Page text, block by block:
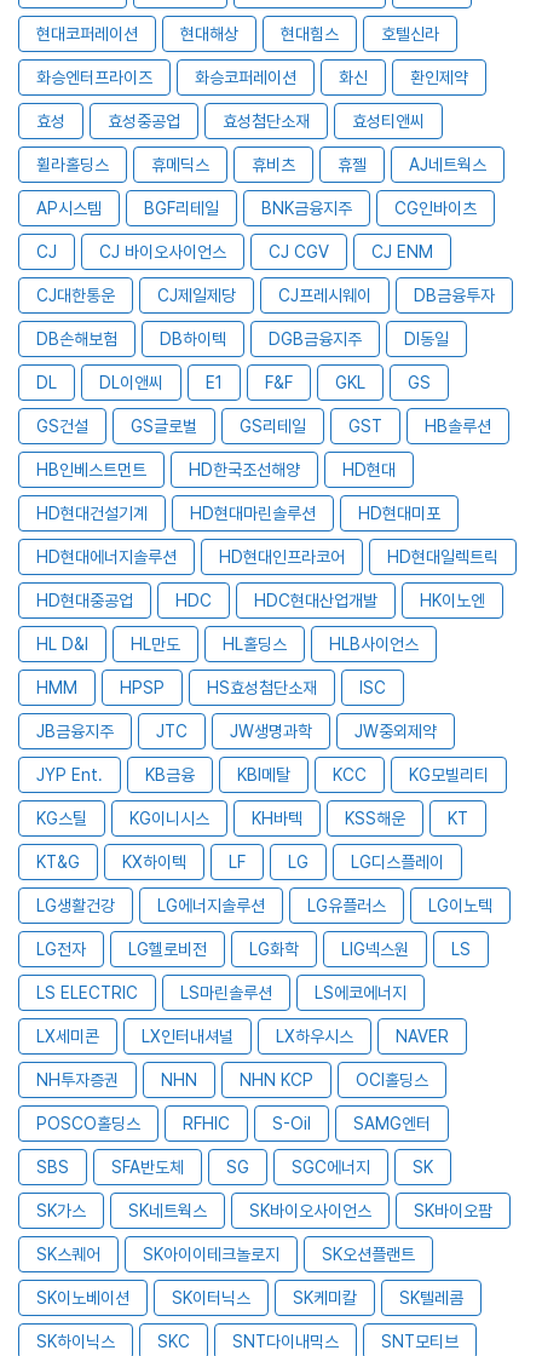
현대코퍼레이션 현대해상 현대힘스 호텔신라
화승엔터프라이즈 화승코퍼레이션 화신 환인제약
효성 효성중공업 효성첨단소재 효성티앤씨
휠라홀딩스 휴메딕스 휴비츠 휴젤 AJ네트웍스
AP시스템 BGF리테일 BNK금융지주 CG인바이츠
CJ CJ 바이오사이언스 CJ CGV CJ ENM
CJ대한통운 CJ제일제당 CJ프레시웨이 DB금융투자
DB손해보험 DB하이텍 DGB금융지주 DI동일
DL DL이앤씨 E1 F&F GKL GS
GS건설 GS글로벌 GS리테일 GST HB솔루션
HB인베스트먼트 HD한국조선해양 HD현대
HD현대건설기계 HD현대마린솔루션 HD현대미포
HD현대에너지솔루션 HD현대인프라코어 HD현대일렉트릭
HD현대중공업 HDC HDC현대산업개발 HK이노엔
HL D&I HL만도 HL홀딩스 HLB사이언스
HMM HPSP HS효성첨단소재 ISC
JB금융지주 JTC JW생명과학 JW중외제약
JYP Ent. KB금융 KBI메탈 KCC KG모빌리티
KG스틸 KG이니시스 KH바텍 KSS해운 KT
KT&G KX하이텍 LF LG LG디스플레이
LG생활건강 LG에너지솔루션 LG유플러스 LG이노텍
LG전자 LG헬로비전 LG화학 LIG넥스원 LS
LS ELECTRIC LS마린솔루션 LS에코에너지
LX세미콘 LX인터내셔널 LX하우시스 NAVER
NH투자증권 NHN NHN KCP OCI홀딩스
POSCO홀딩스 RFHIC S-Oil SAMG엔터
SBS SFA반도체 SG SGC에너지 SK
SK가스 SK네트웍스 SK바이오사이언스 SK바이오팜
SK스퀘어 SK아이이테크놀로지 SK오션플랜트
SK이노베이션 SK이터닉스 SK케미칼 SK텔레콤
SK하이닉스 SKC SNT다이내믹스 SNT모티브